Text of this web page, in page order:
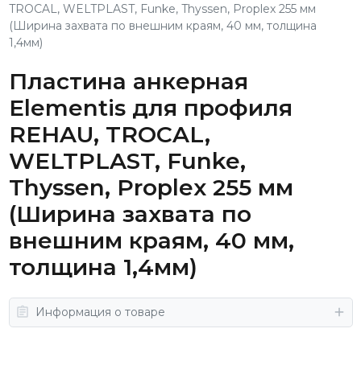
TROCAL, WELTPLAST, Funke, Thyssen, Proplex 255 мм
(Ширина захвата по внешним краям, 40 мм, толщина
1,4мм)
Пластина анкерная
Elementis для профиля
REHAU, TROCAL,
WELTPLAST, Funke,
Thyssen, Proplex 255 мм
(Ширина захвата по
внешним краям, 40 мм,
толщина 1,4мм)
Информация о товаре